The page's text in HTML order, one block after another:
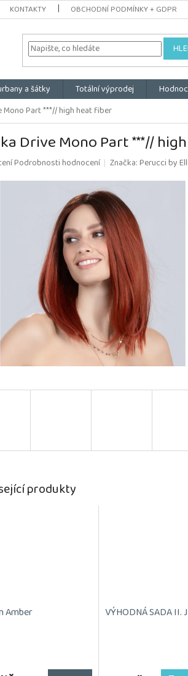
KONTAKTY OBCHODNÍ PODMÍNKY + GDPR
a šátky Totální výprodej
Mono Part ***// high heat fiber
Drive Mono Part ***//
Podrobnosti hodnocení Značka:Perucci by
produkty
Amber VÝHODNÁ SADA II.